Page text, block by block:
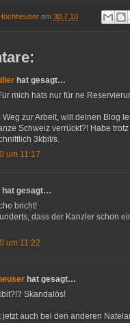
am 30.7.10
hat gesagt…
mich hats nur für ne
Weg zur Arbeit, will deinen Blog
Schweiz verrückt?! Habe
3kbit/s.
um 11:17
hat gesagt…
bricht!
dass der Kanzler schon
um 11:22
hat gesagt…
Skandalös!
jetzt auch bei den anderen